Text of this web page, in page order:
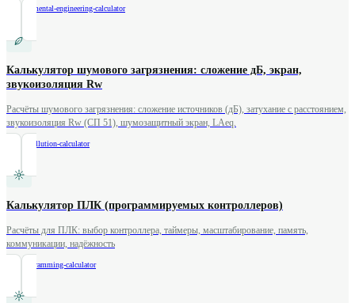
environmental-engineering-calculator
Калькулятор шумового загрязнения: сложение дБ, экран,
звукоизоляция Rw
Расчёты шумового загрязнения: сложение источников (дБ), затухание с расстоянием,
звукоизоляция Rw (СП 51), шумозащитный экран, LAeq.
noise-pollution-calculator
Калькулятор ПЛК (программируемых контроллеров)
Расчёты для ПЛК: выбор контроллера, таймеры, масштабирование, память,
коммуникации, надёжность
plc-programming-calculator